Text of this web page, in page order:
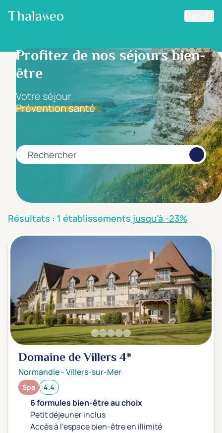
Aller au contenu principal
Profitez de nos séjours bien-
être
Votre séjour
Prévention santé
Rechercher
Filtrer les résultats
Fourchette de prix
Prix par personne
Maximum
5 étoiles *****
(0)
Note de nos clients
D'après notre partenaire Avis-Vérifiés
Parfait: 4.5+
(0)
Excellent: 4+
(1)
Très bien: 3.5+
(0)
Bord de mer
Ville
Montagne
Campagne
Résultats : 1 établissements jusqu'à -23%
Domaine de Villers4*
Normandie-Villers-sur-Mer
Spa 4.4
6 formules bien-être au choix
Petit déjeuner inclus
Accès à l'espace bien-être en illimité